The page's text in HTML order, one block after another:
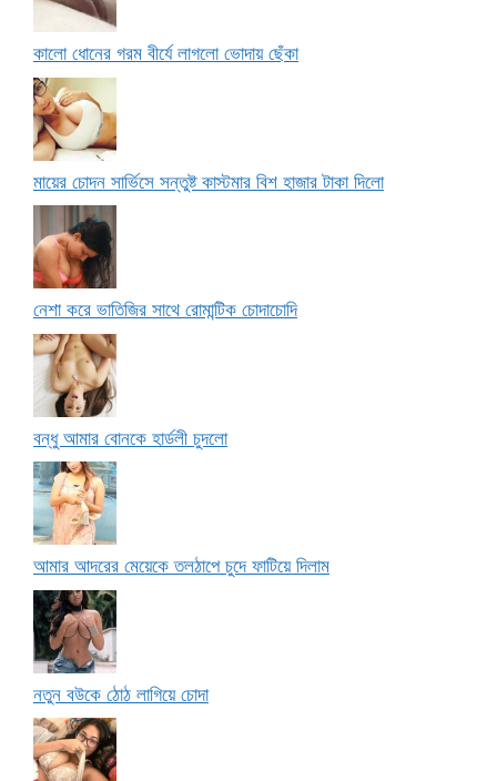
কালো ধোনের গরম বীর্যে লাগলো ভোদায় ছেঁকা
মায়ের চোদন সার্ভিসে সন্তুষ্ট কাস্টমার বিশ হাজার টাকা দিলো
নেশা করে ভাতিজির সাথে রোমান্টিক চোদাচোদি
বন্ধু আমার বোনকে হার্ডলী চুদলো
আমার আদরের মেয়েকে তলঠাপে চুদে ফাটিয়ে দিলাম
নতুন বউকে ঠোঠ লাগিয়ে চোদা